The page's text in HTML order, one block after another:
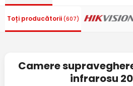
Toți producătorii (607)
Camere
infrarosu